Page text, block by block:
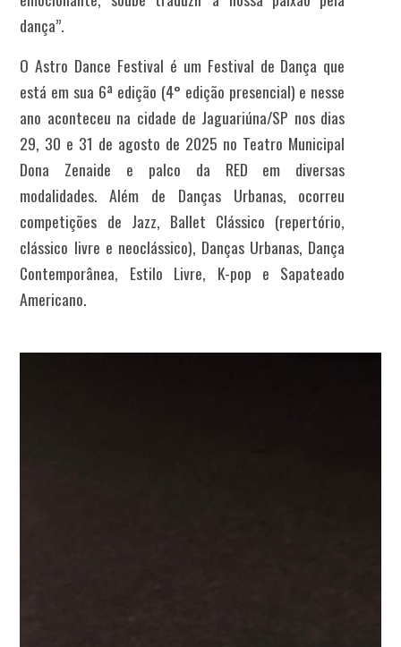
dança”.
O Astro Dance Festival é um Festival de Dança que
está em sua 6ª edição (4° edição presencial) e nesse
ano aconteceu na cidade de Jaguariúna/SP nos dias
29, 30 e 31 de agosto de 2025 no Teatro Municipal
Dona Zenaide e palco da RED em diversas
modalidades. Além de Danças Urbanas, ocorreu
competições de Jazz, Ballet Clássico (repertório,
clássico livre e neoclássico), Danças Urbanas, Dança
Contemporânea, Estilo Livre, K-pop e Sapateado
Americano.